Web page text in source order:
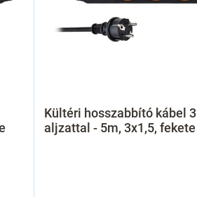
Kültéri hosszabbító kábel 3
aljzattal - 5m, 3x1,5, fekete